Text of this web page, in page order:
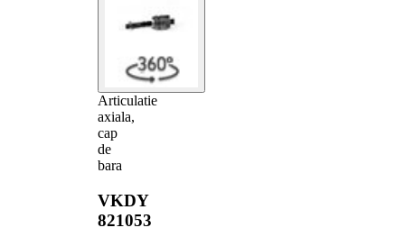
Articulatie
axiala,
cap
de
bara
VKDY
821053